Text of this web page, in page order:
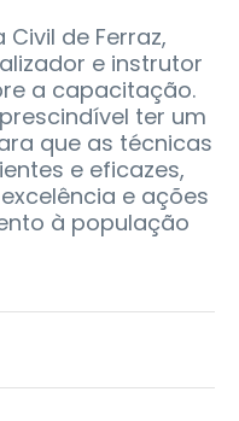
de Ferraz,
e instrutor
a capacitação.
ter um
que as técnicas
e eficazes,
e ações
à população